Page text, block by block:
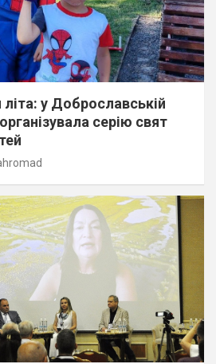
у Доброславській
серію свят